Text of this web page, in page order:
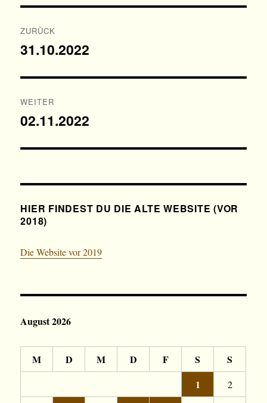
ZURÜCK
Vorheriger
31.10.2022
WEITER
Nächster
02.11.2022
HIER FINDEST DU DIE ALTE WEBSITE (VOR
2018)
Die Website vor 2019
August 2026
M D M D F S
S
1
2